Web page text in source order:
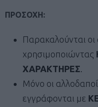
ΠΡΟΣΟΧΗ:
Παρακαλούνται
χρησιμοποιώντας
ΧΑΡΑΚΤΗΡΕΣ
Μόνο οι
εγγράφονται με